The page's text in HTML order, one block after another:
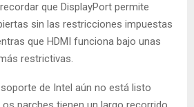
que DisplayPort permite
sin las restricciones impuestas
que HDMI funciona bajo unas
restrictivas.
de Intel aún no está listo